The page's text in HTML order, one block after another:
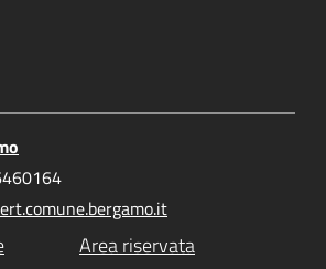
Area riservata